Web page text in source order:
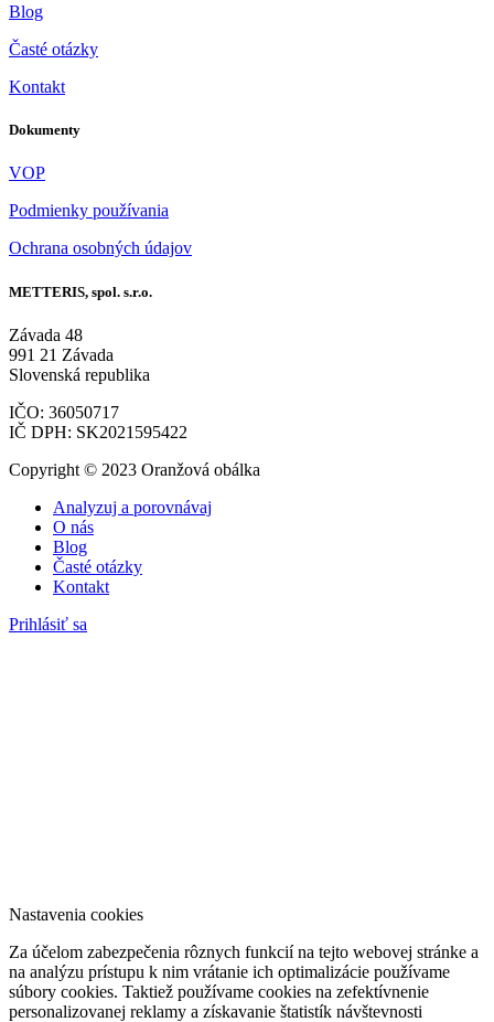
Blog
Časté otázky
Kontakt
Dokumenty
VOP
Podmienky používania
Ochrana osobných údajov
METTERIS, spol. s.r.o.
Závada 48
991 21 Závada
Slovenská republika
IČO: 36050717
IČ DPH: SK2021595422
Copyright © 2023 Oranžová obálka
Analyzuj a porovnávaj
O nás
Blog
Časté otázky
Kontakt
Prihlásiť sa
Nastavenia cookies
Za účelom zabezpečenia rôznych funkcií na tejto webovej stránke a
na analýzu prístupu k nim vrátanie ich optimalizácie používame
súbory cookies. Taktiež používame cookies na zefektívnenie
personalizovanej reklamy a získavanie štatistík návštevnosti